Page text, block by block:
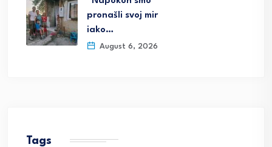
pronašli svoj mir
iako…
August 6, 2026
Tags